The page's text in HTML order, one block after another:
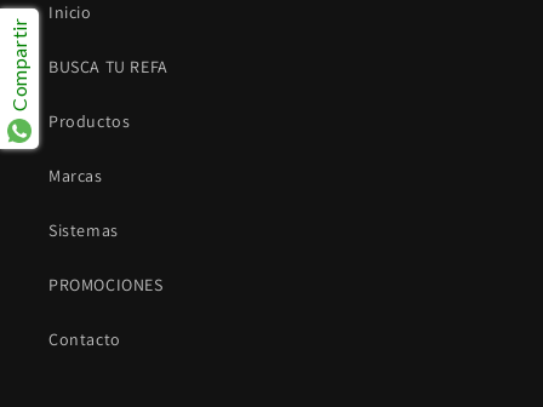
Inicio
BUSCA TU REFA
Productos
Marcas
Sistemas
PROMOCIONES
Contacto
Compartir